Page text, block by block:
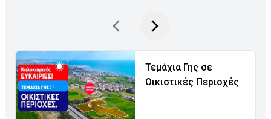
Τεμάχια Γης σε
Οικιστικές Περιοχές